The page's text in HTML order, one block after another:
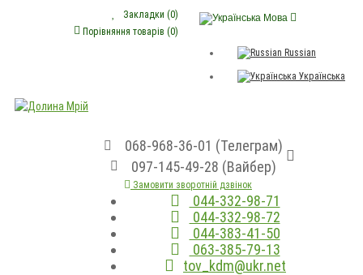
Мова
Russian
Українська
Закладки (0)
Порівняння товарів (0)
068-968-36-01 (Телеграм)
097-145-49-28 (Вайбер)
Замовити зворотній дзвінок
044-332-98-71
044-332-98-72
044-383-41-50
063-385-79-13
tov_kdm@ukr.net